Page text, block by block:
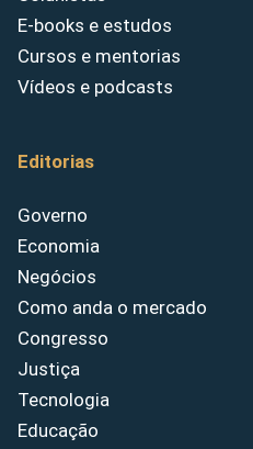
E-books e estudos
Cursos e mentorias
Vídeos e podcasts
Editorias
Governo
Economia
Negócios
Como anda o mercado
Congresso
Justiça
Tecnologia
Educação